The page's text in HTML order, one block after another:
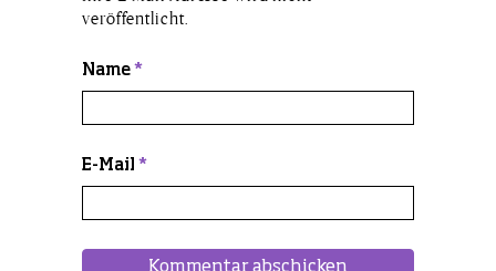
veröffentlicht.
Name *
E-Mail *